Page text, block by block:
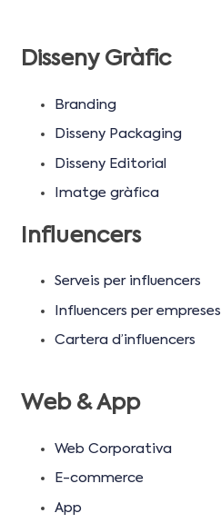
Disseny Gràfic
Branding
Disseny Packaging
Disseny Editorial
Imatge gràfica
Influencers
Serveis per influencers
Influencers per empreses
Cartera d’influencers
Web & App
Web Corporativa
E-commerce
App